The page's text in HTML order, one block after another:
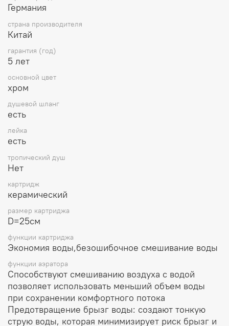
Германия
страна производителя
Китай
гарантия (год)
5 лет
основной цвет
хром
душевой шланг
есть
лейка
есть
тропический душ
Нет
картридж
керамический
размер картриджа
D=25см
функции картриджа
Экономия воды,безошибочное смешивание воды
функции аэратора
Способствуют смешиванию воздуха с водой
позволяет использовать меньший объем воды
при сохранении комфортного потока
Предотвращение брызг воды: создают тонкую
струю воды, которая минимизирует риск брызг и